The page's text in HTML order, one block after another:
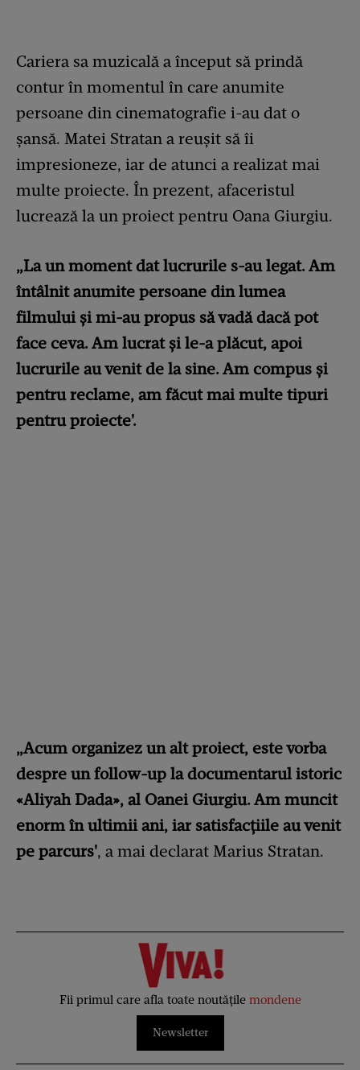
Cariera sa muzicală a început să prindă
contur în momentul în care anumite
persoane din cinematografie i-au dat o
șansă. Matei Stratan a reușit să îi
impresioneze, iar de atunci a realizat mai
multe proiecte. În prezent, afaceristul
lucrează la un proiect pentru Oana Giurgiu.
„La un moment dat lucrurile s-au legat. Am
întâlnit anumite persoane din lumea
filmului și mi-au propus să vadă dacă pot
face ceva. Am lucrat și le-a plăcut, apoi
lucrurile au venit de la sine. Am compus și
pentru reclame, am făcut mai multe tipuri
pentru proiecte'.
„Acum organizez un alt proiect, este vorba
despre un follow-up la documentarul istoric
«Aliyah Dada», al Oanei Giurgiu. Am muncit
enorm în ultimii ani, iar satisfacțiile au venit
pe parcurs', a mai declarat Marius Stratan.
Fii primul care afla toate noutățile mondene
Newsletter